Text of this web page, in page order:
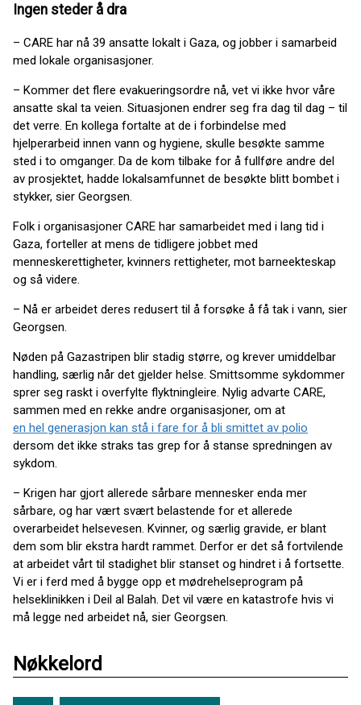
Ingen steder å dra
– CARE har nå 39 ansatte lokalt i Gaza, og jobber i samarbeid
med lokale organisasjoner.
– Kommer det flere evakueringsordre nå, vet vi ikke hvor våre
ansatte skal ta veien. Situasjonen endrer seg fra dag til dag – til
det verre. En kollega fortalte at de i forbindelse med
hjelperarbeid innen vann og hygiene, skulle besøkte samme
sted i to omganger. Da de kom tilbake for å fullføre andre del
av prosjektet, hadde lokalsamfunnet de besøkte blitt bombet i
stykker, sier Georgsen.
Folk i organisasjoner CARE har samarbeidet med i lang tid i
Gaza, forteller at mens de tidligere jobbet med
menneskerettigheter, kvinners rettigheter, mot barneekteskap
og så videre.
– Nå er arbeidet deres redusert til å forsøke å få tak i vann, sier
Georgsen.
Nøden på Gazastripen blir stadig større, og krever umiddelbar
handling, særlig når det gjelder helse. Smittsomme sykdommer
sprer seg raskt i overfylte flyktningleire. Nylig advarte CARE,
sammen med en rekke andre organisasjoner, om at
en hel generasjon kan stå i fare for å bli smittet av polio
dersom det ikke straks tas grep for å stanse spredningen av
sykdom.
– Krigen har gjort allerede sårbare mennesker enda mer
sårbare, og har vært svært belastende for et allerede
overarbeidet helsevesen. Kvinner, og særlig gravide, er blant
dem som blir ekstra hardt rammet. Derfor er det så fortvilende
at arbeidet vårt til stadighet blir stanset og hindret i å fortsette.
Vi er i ferd med å bygge opp et mødrehelseprogram på
helseklinikken i Deil al Balah. Det vil være en katastrofe hvis vi
må legge ned arbeidet nå, sier Georgsen.
Nøkkelord